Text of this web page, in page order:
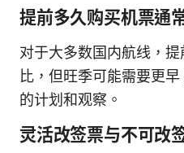
提前多久购买机票通
对于大多数国内航线，
比，但旺季可能需要更
的计划和观察。
灵活改签票与不可改